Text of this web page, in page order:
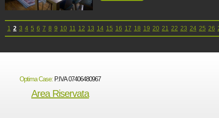
1 2 3 4 5 6 7 8 9 10 11 12 13 14 15 16 17 18 19 20 21 22 23 24 25 26
Optima Case: P.IVA 07406480967
Area Riservata